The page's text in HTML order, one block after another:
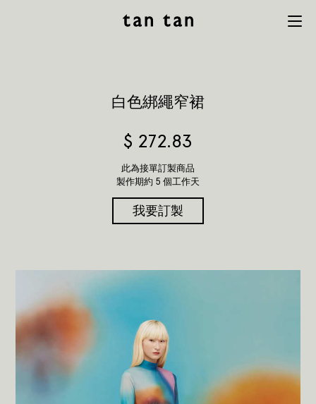
白色綁繩窄裙
$ 272.83
此為接單訂製商品
製作期約 5 個工作天
我要訂製